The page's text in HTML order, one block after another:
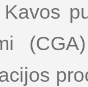
Kavos